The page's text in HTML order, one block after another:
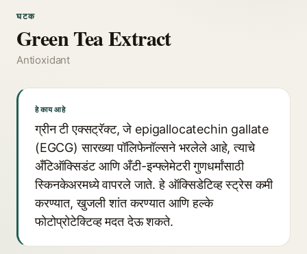
घटक
Green Tea Extract
Antioxidant
हे काय आहे
ग्रीन टी एक्सट्रॅक्ट, जे epigallocatechin gallate
(EGCG) सारख्या पॉलिफेनॉल्सने भरलेले आहे, त्याचे
अँटिऑक्सिडंट आणि अँटी-इन्फ्लेमेटरी गुणधर्मांसाठी
स्किनकेअरमध्ये वापरले जाते. हे ऑक्सिडेटिव्ह स्ट्रेस कमी
करण्यात, खुजली शांत करण्यात आणि हल्के
फोटोप्रोटेक्टिव्ह मदत देऊ शकते.